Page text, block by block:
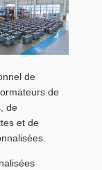
de
de
de
et de